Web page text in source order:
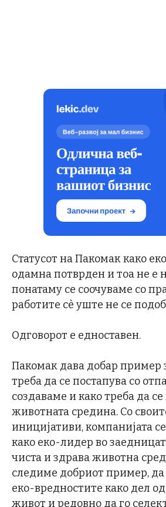
Статусот на Пакомак како
одамна потврден и тоа не е
понатаму се соочуваме со
работите сè уште не се
Одговорот е едноставен.
Пакомак дава добар пример
треба да се постапува со
создаваме и како треба да
животната средина. Со
иницијативи, компанијата
како еко-лидер во
чиста и здрава животна
следиме добриот пример,
еко-вредностите како дел
живот и редовно да го